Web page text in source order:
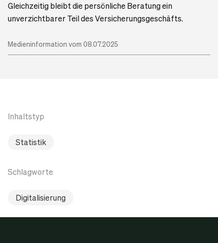
Gleichzeitig bleibt die persönliche Beratung ein
unverzichtbarer Teil des Versicherungsgeschäfts.
Medieninformation vom 08.07.2025
Inhaltstyp
Statistik
Schlagworte
Digitalisierung